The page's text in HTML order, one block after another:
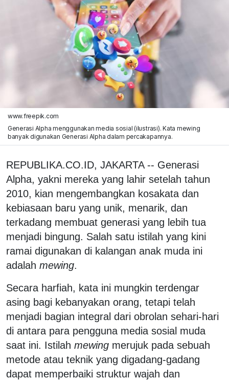
www.freepik.com
Generasi Alpha menggunakan media sosial (ilustrasi). Kata mewing
banyak digunakan Generasi Alpha dalam percakapannya.
REPUBLIKA.CO.ID, JAKARTA -- Generasi
Alpha, yakni mereka yang lahir setelah tahun
2010, kian mengembangkan kosakata dan
kebiasaan baru yang unik, menarik, dan
terkadang membuat generasi yang lebih tua
menjadi bingung. Salah satu istilah yang kini
ramai digunakan di kalangan anak muda ini
adalah mewing.
Secara harfiah, kata ini mungkin terdengar
asing bagi kebanyakan orang, tetapi telah
menjadi bagian integral dari obrolan sehari-hari
di antara para pengguna media sosial muda
saat ini. Istilah mewing merujuk pada sebuah
metode atau teknik yang digadang-gadang
dapat memperbaiki struktur wajah dan